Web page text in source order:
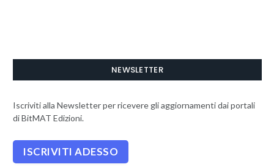
NEWSLETTER
Iscriviti alla Newsletter per ricevere gli aggiornamenti dai portali
di BitMAT Edizioni.